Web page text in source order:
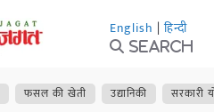
English | हिन्दी
Search
फसल की खेती उद्यानिकी सरकारी